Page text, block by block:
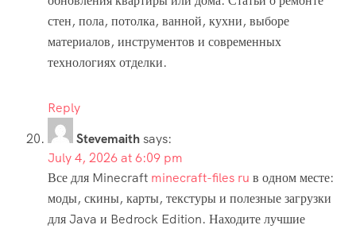
стен, пола, потолка, ванной, кухни, выборе
материалов, инструментов и современных
технологиях отделки.
Reply
Stevemaithsays:
July 4, 2026 at 6:09 pm
Все для Minecraft minecraft-files ru в одном месте:
моды, скины, карты, текстуры и полезные загрузки
для Java и Bedrock Edition. Находите лучшие